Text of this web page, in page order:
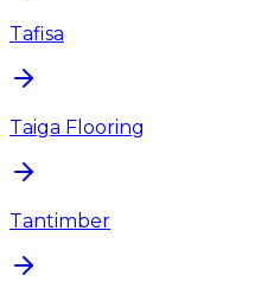
Tafisa
Taiga Flooring
Tantimber